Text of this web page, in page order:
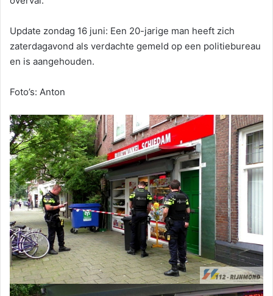
Update zondag 16 juni: Een 20-jarige man heeft zich
zaterdagavond als verdachte gemeld op een politiebureau
en is aangehouden.
Foto’s: Anton